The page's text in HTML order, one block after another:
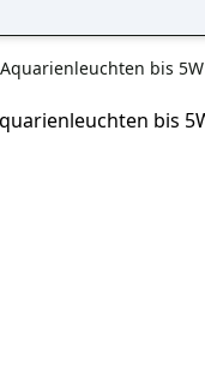
bis 5W